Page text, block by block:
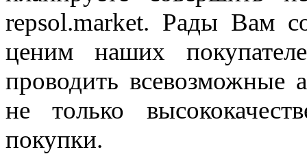
repsol.market. Рады Вам
ценим наших
проводить всевозможные
не только
покупки.